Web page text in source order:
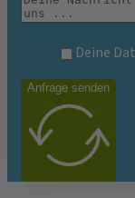
Deine
Anfrage senden